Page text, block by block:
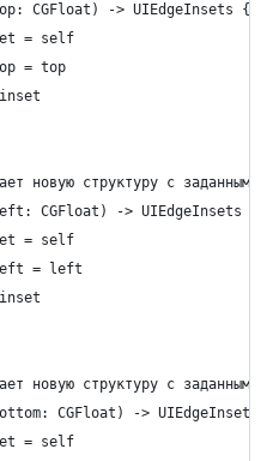
CGFloat) -> UIEdgeInsets {
= self
= top
новую структуру с заданным
CGFloat) -> UIEdgeInsets {
= self
= left
новую структуру с заданным
CGFloat) -> UIEdgeInsets {
= self